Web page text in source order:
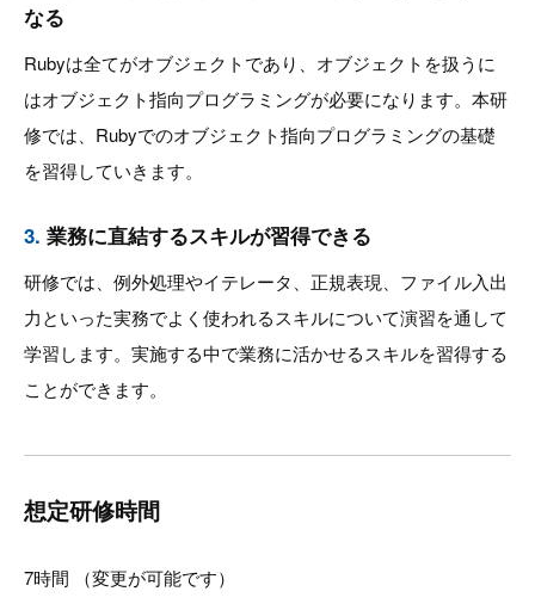
なる
Rubyは全てがオブジェクトであり、オブジェクトを扱うに
はオブジェクト指向プログラミングが必要になります。本研
修では、Rubyでのオブジェクト指向プログラミングの基礎
を習得していきます。
3. 業務に直結するスキルが習得できる
研修では、例外処理やイテレータ、正規表現、ファイル入出
力といった実務でよく使われるスキルについて演習を通して
学習します。実施する中で業務に活かせるスキルを習得する
ことができます。
想定研修時間
7時間 （変更が可能です）